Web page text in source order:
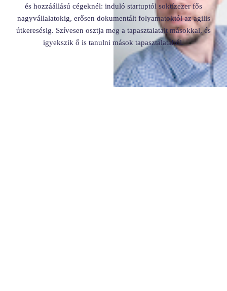
és hozzáállású cégeknél: induló startuptól soktízezer fős
nagyvállalatokig, erősen dokumentált folyamatoktól az agilis
útkeresésig. Szívesen osztja meg a tapasztalatait másokkal, és
igyekszik ő is tanulni mások tapasztalatából.